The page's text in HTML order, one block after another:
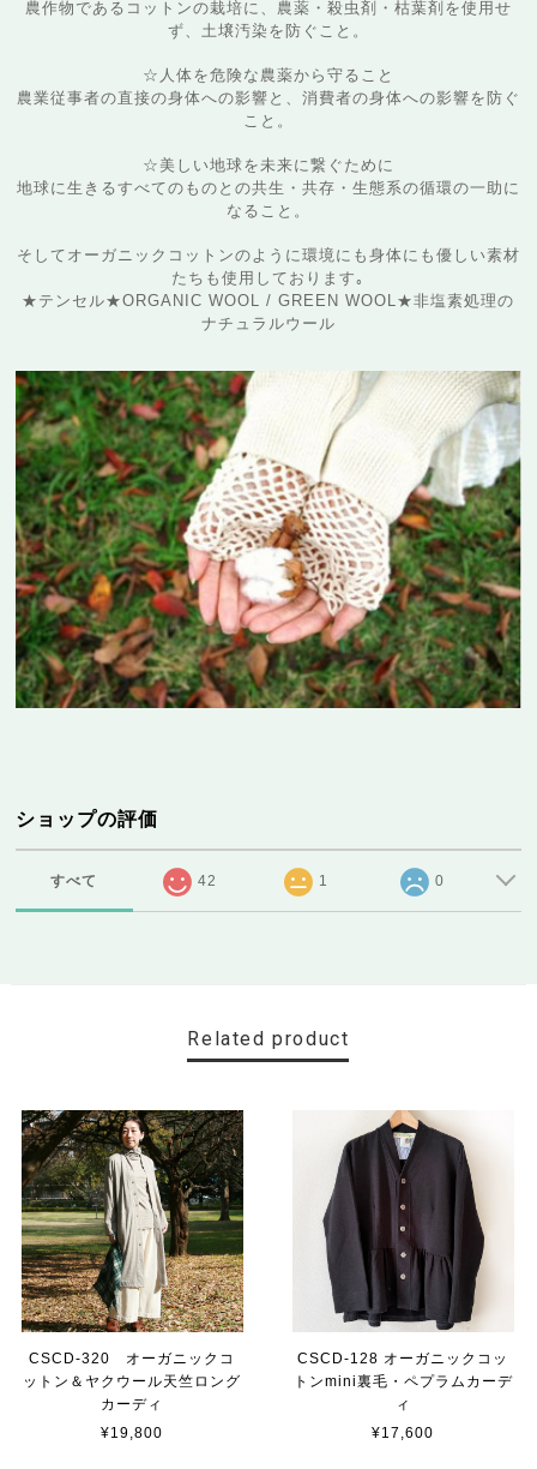
農作物であるコットンの栽培に、農薬・殺虫剤・枯葉剤を使用せ
ず、土壌汚染を防ぐこと。
☆人体を危険な農薬から守ること
農業従事者の直接の身体への影響と、消費者の身体への影響を防ぐ
こと。
☆美しい地球を未来に繋ぐために
地球に生きるすべてのものとの共生・共存・生態系の循環の一助に
なること。
そしてオーガニックコットンのように環境にも身体にも優しい素材
たちも使用しております｡
★テンセル★ORGANIC WOOL / GREEN WOOL★非塩素処理の
ナチュラルウール
ショップの評価
すべて 42 1 0
Related product
CSCD-320 オーガニックコ
ットン＆ヤクウール天竺ロング
カーディ
¥19,800
CSCD-128 オーガニックコッ
トンmini裏毛・ペプラムカーデ
ィ
¥17,600